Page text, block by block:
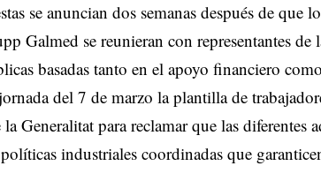
se anuncian dos semanas después de que
Galmed se reunieran con representantes de
basadas tanto en el apoyo financiero
del 7 de marzo la plantilla de
la Generalitat para reclamar que las diferentes
industriales coordinadas que